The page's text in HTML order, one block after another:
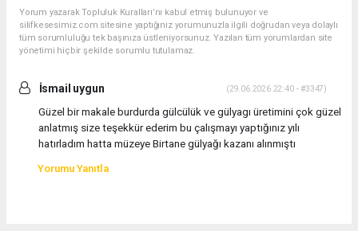
Yorum yazarak Topluluk Kuralları’nı kabul etmiş bulunuyor ve
silifkesesimiz.com sitesine yaptığınız yorumunuzla ilgili doğrudan veya dolaylı
tüm sorumluluğu tek başınıza üstleniyorsunuz. Yazılan tüm yorumlardan site
yönetimi hiçbir şekilde sorumlu tutulamaz.
İsmail uygun (29.06.2026 22:40 - #3347)
Güzel bir makale burdurda gülcülük ve gülyagı üretimini çok güzel
anlatmış size teşekkür ederim bu çalışmayı yaptığınız yılı
hatırladım hatta müzeye Birtane gülyağı kazanı alınmıştı
Yorumu Yanıtla